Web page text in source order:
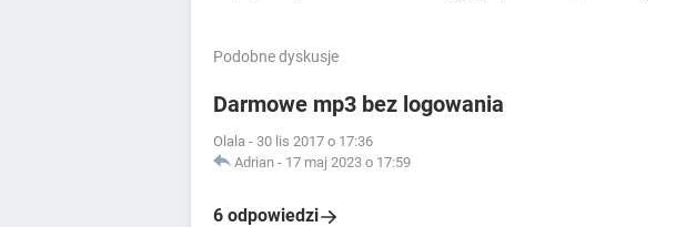
Podobne dyskusje
Darmowe mp3 bez logowania
Olala - 30 lis 2017 o 17:36
Adrian - 17 maj 2023 o 17:59
6 odpowiedzi